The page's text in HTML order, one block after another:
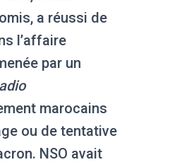
a réussi de
l’affaire
par un
marocains
ou de tentative
NSO avait